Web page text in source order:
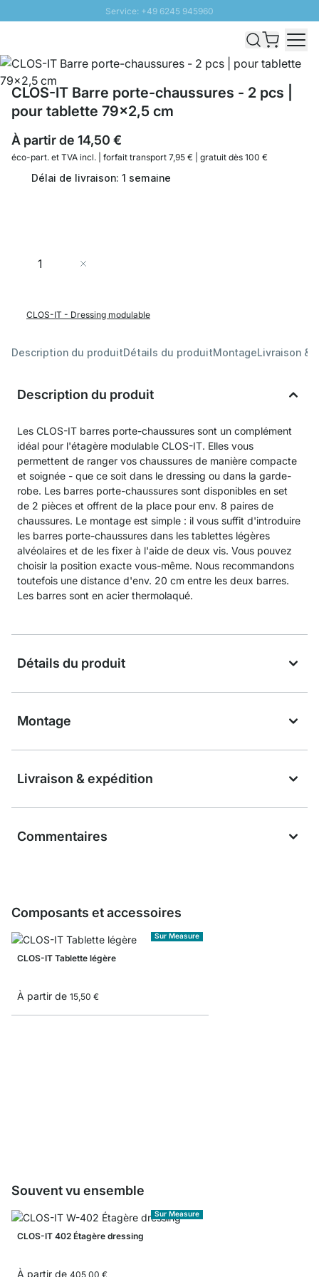
Service: +49 6245 945960
Livraison rapide - Livraison gratuite dès 100€
CLOS-IT Barre porte-chaussures - 2 pcs |
pour tablette 79x2,5 cm
À partir de 14,50 €
éco-part. et TVA incl. | forfait transport 7,95 € | gratuit dès 100 €
Délai de livraison: 1 semaine
Quantité
CLOS-IT - Dressing modulable
Description du produitDétails du produitMontageLivraison &
Description du produit
Les CLOS-IT barres porte-chaussures sont un complément
idéal pour l'étagère modulable CLOS-IT. Elles vous
permettent de ranger vos chaussures de manière compacte
et soignée - que ce soit dans le dressing ou dans la garde-
robe. Les barres porte-chaussures sont disponibles en set
de 2 pièces et offrent de la place pour env. 8 paires de
chaussures. Le montage est simple : il vous suffit d'introduire
les barres porte-chaussures dans les tablettes légères
alvéolaires et de les fixer à l'aide de deux vis. Vous pouvez
choisir la position exacte vous-même. Nous recommandons
toutefois une distance d'env. 20 cm entre les deux barres.
Les barres sont en acier thermolaqué.
Détails du produit
Montage
Livraison & expédition
Commentaires
Composants et accessoires
Sur Measure
CLOS-IT Tablette légère
À partir de 15,50 €
Souvent vu ensemble
Sur Measure
CLOS-IT 402 Étagère dressing
À partir de 405,00 €